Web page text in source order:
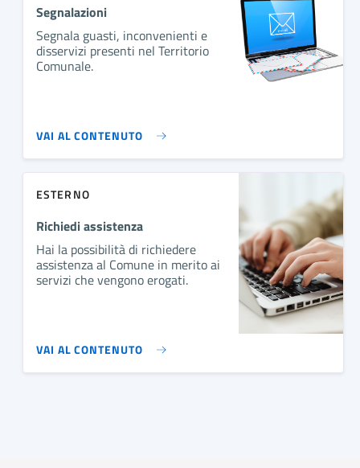
Segnalazioni
Segnala guasti, inconvenienti e
disservizi presenti nel Territorio
Comunale.
VAI AL CONTENUTO
ESTERNO
Richiedi assistenza
Hai la possibilità di richiedere
assistenza al Comune in merito ai
servizi che vengono erogati.
VAI AL CONTENUTO